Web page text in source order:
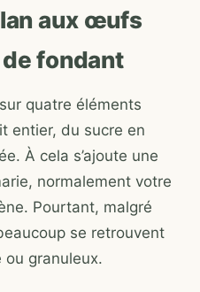
aux œufs
fondant
quatre éléments
entier, du sucre en
À cela s’ajoute une
normalement votre
Pourtant, malgré
se retrouvent
granuleux.